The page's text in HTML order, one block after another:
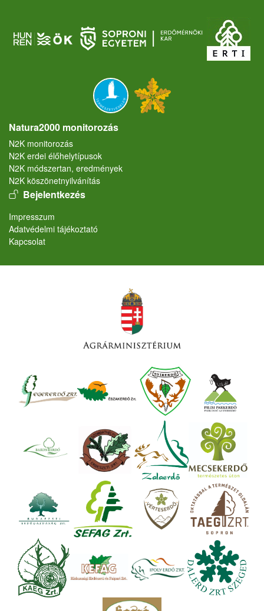
Natura2000 monitorozás
N2K monitorozás
N2K erdei élőhelytípusok
N2K módszertan, eredmények
N2K köszönetnyilvánítás
User account menu
Bejelentkezés
Lábléc
Impresszum
Adatvédelmi tájékoztató
Kapcsolat